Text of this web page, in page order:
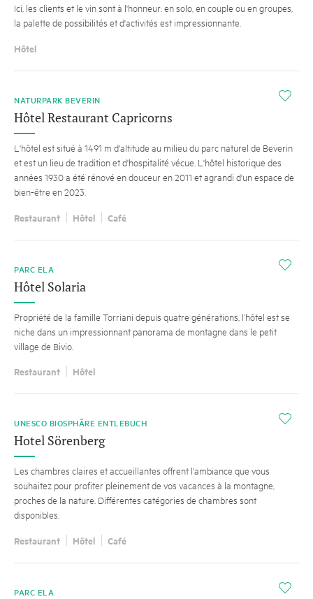
Ici, les clients et le vin sont à l'honneur: en solo, en couple ou en groupes,
la palette de possibilités et d'activités est impressionnante.
Hôtel
i
NATURPARK BEVERIN
Hôtel Restaurant Capricorns
L'hôtel est situé à 1491 m d'altitude au milieu du parc naturel de Beverin
et est un lieu de tradition et d'hospitalité vécue. L'hôtel historique des
années 1930 a été rénové en douceur en 2011 et agrandi d'un espace de
bien-être en 2023.
Restaurant Hôtel Café
i
PARC ELA
Hôtel Solaria
Propriété de la famille Torriani depuis quatre générations, l’hôtel est se
niche dans un impressionnant panorama de montagne dans le petit
village de Bivio.
Restaurant Hôtel
i
UNESCO BIOSPHÄRE ENTLEBUCH
Hotel Sörenberg
Les chambres claires et accueillantes offrent l'ambiance que vous
souhaitez pour profiter pleinement de vos vacances à la montagne,
proches de la nature. Différentes catégories de chambres sont
disponibles.
Restaurant Hôtel Café
i
PARC ELA